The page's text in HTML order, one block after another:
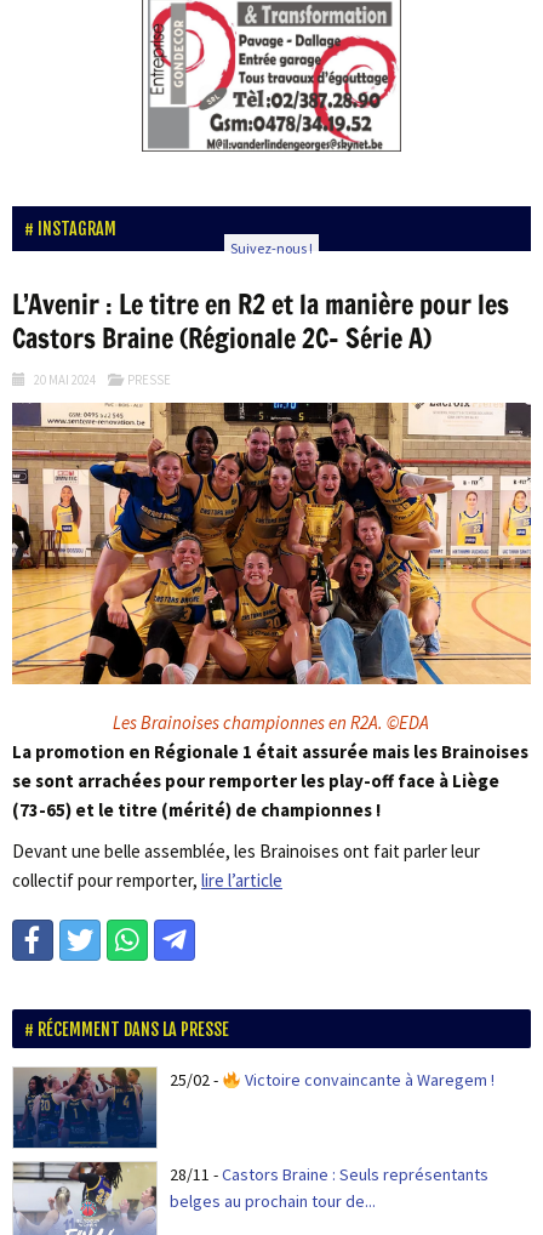
INSTAGRAM
Suivez-nous !
L’Avenir : Le titre en R2 et la manière pour les
Castors Braine (Régionale 2C- Série A)
20 MAI 2024 PRESSE
Les Brainoises championnes en R2A. ©EDA
La promotion en Régionale 1 était assurée mais les Brainoises
se sont arrachées pour remporter les play-off face à Liège
(73-65) et le titre (mérité) de championnes !
Devant une belle assemblée, les Brainoises ont fait parler leur
collectif pour remporter, lire l’article
RÉCEMMENT DANS LA PRESSE
25/02- Victoire convaincante à Waregem !
28/11 -Castors Braine : Seuls représentants
belges au prochain tour de...